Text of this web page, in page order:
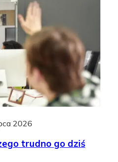
2026
trudno go dziś